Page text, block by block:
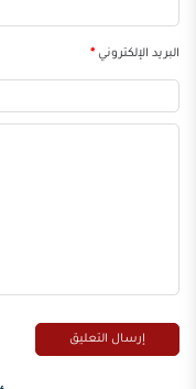
البريد الإلكتروني*